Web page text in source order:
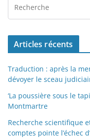
Articles récents
Traduction : après la
dévoyer le sceau
‘La poussière sous le
Montmartre
Recherche scientifique
comptes pointe l’échec